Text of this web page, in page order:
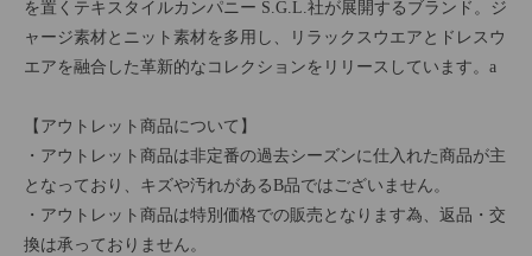
を置くテキスタイルカンパニー S.G.L.社が展開するブランド。ジ
ャージ素材とニット素材を多用し、リラックスウエアとドレスウ
エアを融合した革新的なコレクションをリリースしています。a
【アウトレット商品について】
・アウトレット商品は非定番の過去シーズンに仕入れた商品が主
となっており、キズや汚れがあるB品ではございません。
・アウトレット商品は特別価格での販売となります為、返品・交
換は承っておりません。